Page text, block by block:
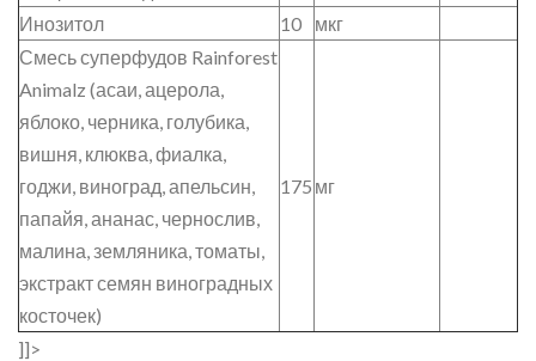
Инозитол 10
мкг
Смесь суперфудов Rainforest
Animalz (асаи, ацерола,
яблоко, черника, голубика,
вишня, клюква, фиалка,
годжи, виноград, апельсин,
папайя, ананас, чернослив,
малина, земляника, томаты,
экстракт семян виноградных
косточек)
175 мг
]]>